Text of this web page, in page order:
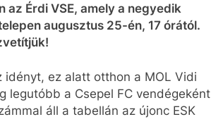
Érdi VSE, amely a negyedik
augusztus 25-én, 17 órától.
idényt, ez alatt otthon a MOL Vidi
legutóbb a Csepel FC vendégeként
áll a tabellán az újonc ESK